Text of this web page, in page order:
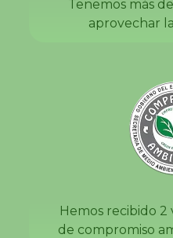
Tenemos más
aprovechar
Hemos recibido
de compromiso